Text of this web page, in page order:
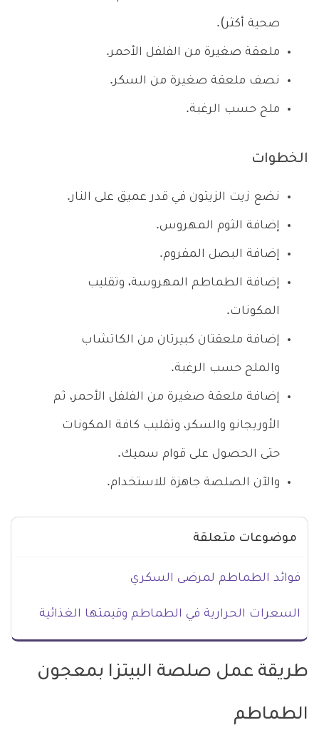
صحية أكثر).
ملعقة صغيرة من الفلفل الأحمر.
نصف ملعقة صغيرة من السكر.
ملح حسب الرغبة.
الخطوات
نضع زيت الزيتون في قدر عميق على النار.
إضافة الثوم المهروس.
إضافة البصل المفروم.
إضافة الطماطم المهروسة، وتقليب
المكونات.
إضافة ملعقتان كبيرتان من الكاتشاب
والملح حسب الرغبة.
إضافة ملعقة صغيرة من الفلفل الأحمر، ثم
الأوريجانو والسكر، وتقليب كافة المكونات
حتى الحصول على قوام سميك.
والآن الصلصة جاهزة للاستخدام.
موضوعات متعلقة
فوائد الطماطم لمرضى السكري
السعرات الحرارية في الطماطم وقيمتها الغذائية
طريقة عمل صلصة البيتزا بمعجون
الطماطم